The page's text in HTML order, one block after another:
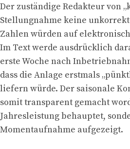
Der zuständige Redakteur von
Stellungnahme keine
Zahlen würden auf
Im Text werde ausdrücklich
erste Woche nach
dass die Anlage erstmals
liefern würde. Der saisonale
somit transparent gemacht
Jahresleistung behauptet,
Momentaufnahme aufgezeigt.